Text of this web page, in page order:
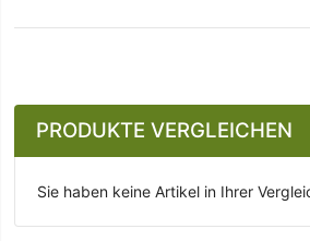
PRODUKTE VERGLEICHEN
Sie haben keine Artikel in Ihrer